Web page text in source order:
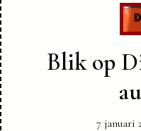
Blik op
7 januari